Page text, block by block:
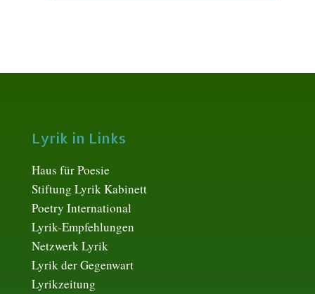
Lyrik in Links
Haus für Poesie
Stiftung Lyrik Kabinett
Poetry International
Lyrik-Empfehlungen
Netzwerk Lyrik
Lyrik der Gegenwart
Lyrikzeitung